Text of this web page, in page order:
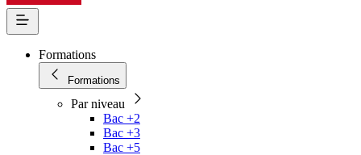
Formations
Formations
Par niveau
Bac +2
Bac +3
Bac +5